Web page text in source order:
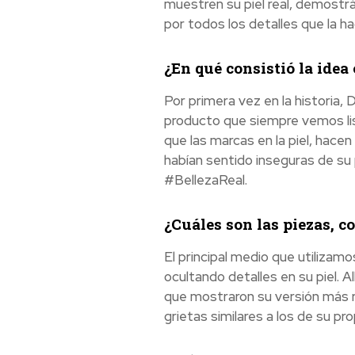
muestren su piel real,
por todos los detalles que la
¿En qué consistió la
Por primera vez en la historia,
producto que siempre vemos
que las marcas en la piel,
habían sentido inseguras de
#BellezaReal.
¿Cuáles son las piezas,
El principal medio que
ocultando detalles en su piel.
que mostraron su versión más
grietas similares a los de su